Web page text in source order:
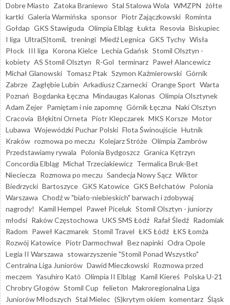
Dobre Miasto Zatoka Braniewo Stal Stalowa Wola WMZPN żółte
kartki Galeria Warmińska sponsor Piotr Zajączkowski Rominta
Gołdap GKS Stawiguda Olimpia Elbląg Łukta Resovia Biskupiec
I liga Ultra(S)tomiL treningi Miedź Legnica GKS Tychy Wisła
Płock III liga Korona Kielce Lechia Gdańsk Stomil Olsztyn -
kobiety AS Stomil Olsztyn R-Gol terminarz Paweł Alancewicz
Michał Glanowski Tomasz Ptak Szymon Kaźmierowski Górnik
Zabrze Zagłębie Lubin Arkadiusz Czarnecki Orange Sport Warta
Poznań Bogdanka Łęczna Mindaugas Kalonas Olimpia Olsztynek
Adam Zejer Pamiętam i nie zapomnę Górnik Łęczna Naki Olsztyn
Cracovia Błękitni Orneta Piotr Klepczarek MKS Korsze Motor
Lubawa Wojewódzki Puchar Polski Flota Świnoujście Hutnik
Kraków rozmowa po meczu Kolejarz Stróże Olimpia Zambrów
Przedstawiamy rywala Polonia Bydgoszcz Granica Kętrzyn
Concordia Elbląg Michał Trzeciakiewicz Termalica Bruk-Bet
Nieciecza Rozmowa po meczu Sandecja Nowy Sącz Wiktor
Biedrzycki Bartoszyce GKS Katowice GKS Bełchatów Polonia
Warszawa Chodź w "biało-niebieskich" barwach i zdobywaj
nagrody!
Kamil Hempel Paweł Piceluk Stomil Olsztyn - juniorzy
młodsi Raków Częstochowa UKS SMS Łódź Rafał Śledź Radomiak
Radom Paweł Kaczmarek Stomil Travel ŁKS Łódź ŁKS Łomża
Rozwój Katowice Piotr Darmochwał Bez napinki Odra Opole
Legia II Warszawa stowarzyszenie "Stomil Ponad Wszystko"
Centralna Liga Juniorów Dawid Mieczkowski Rozmowa przed
meczem Yasuhiro Katō Olimpia II Elbląg Kamil Kiereś Polska U-21
Chrobry Głogów Stomil Cup felieton Makroregionalna Liga
Juniorów Młodszych Stal Mielec (S)krytym okiem komentarz Śląsk